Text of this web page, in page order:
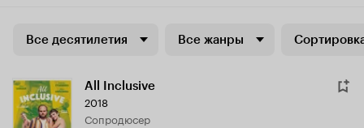
Все десятилетия Все жанры
All Inclusive
2018
сопродюсер